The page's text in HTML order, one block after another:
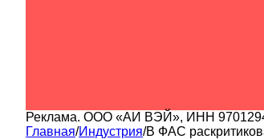
Реклама. ООО «АИ ВЭЙ», ИНН
Главная/Индустрия/В ФАС